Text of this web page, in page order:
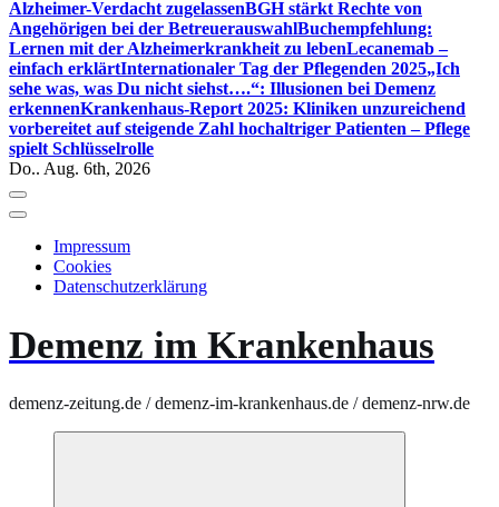
Alzheimer-Verdacht zugelassenBGH stärkt Rechte von
Angehörigen bei der BetreuerauswahlBuchempfehlung:
Lernen mit der Alzheimerkrankheit zu lebenLecanemab –
einfach erklärtInternationaler Tag der Pflegenden 2025„Ich
sehe was, was Du nicht siehst….“: Illusionen bei Demenz
erkennenKrankenhaus-Report 2025: Kliniken unzureichend
vorbereitet auf steigende Zahl hochaltriger Patienten – Pflege
spielt Schlüsselrolle
Do.. Aug. 6th, 2026
Impressum
Cookies
Datenschutzerklärung
Demenz im Krankenhaus
demenz-zeitung.de / demenz-im-krankenhaus.de / demenz-nrw.de